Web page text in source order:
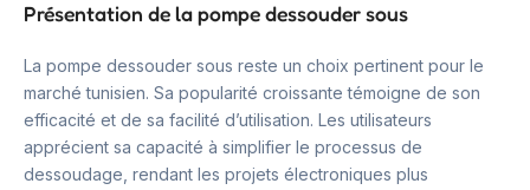
Présentation de la pompe dessouder sous
La pompe dessouder sous reste un choix pertinent pour le
marché tunisien. Sa popularité croissante témoigne de son
efficacité et de sa facilité d’utilisation. Les utilisateurs
apprécient sa capacité à simplifier le processus de
dessoudage, rendant les projets électroniques plus